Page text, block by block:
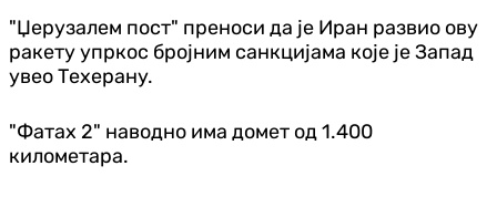
"Џерузалем пост" преноси да је Иран развио ову
ракету упркос бројним санкцијама које је Запад
увео Техерану.
"Фатах 2" наводно има домет од 1.400
километара.